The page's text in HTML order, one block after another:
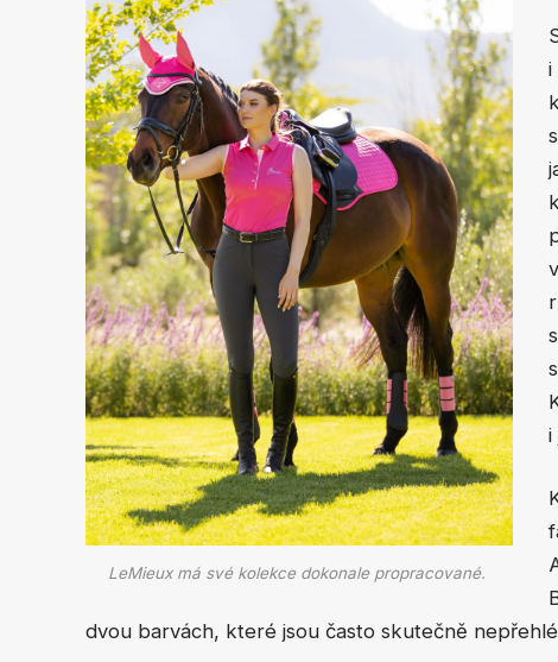
LeMieux má své kolekce dokonale propracované.
i
i
dvou barvách, které jsou často skutečně